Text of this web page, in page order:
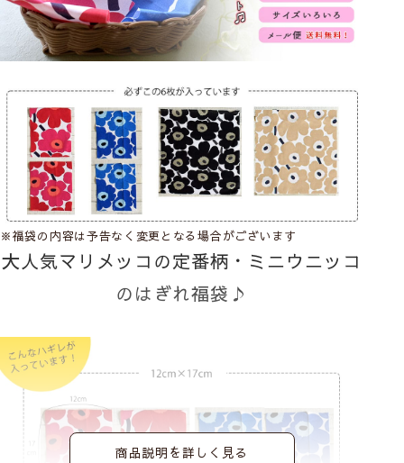
※福袋の内容は予告なく変更となる場合がございます
大人気マリメッコの定番柄・ミニウニッコ
のはぎれ福袋♪
商品説明を詳しく見る